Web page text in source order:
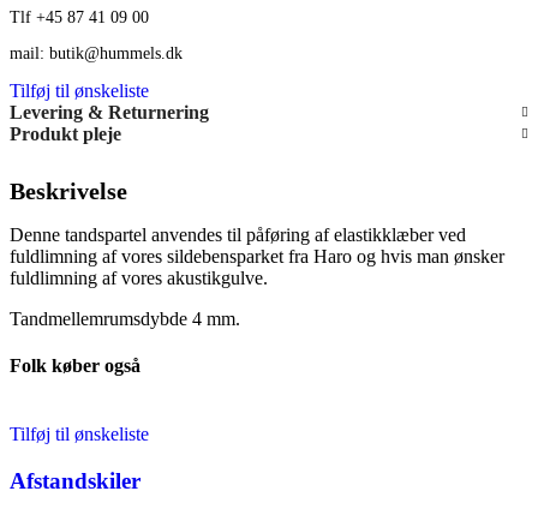
Tlf +45 87 41 09 00
mail: butik@hummels.dk
Tilføj til ønskeliste
Levering & Returnering
Produkt pleje
Beskrivelse
Denne tandspartel anvendes til påføring af elastikklæber ved
fuldlimning af vores sildebensparket fra Haro og hvis man ønsker
fuldlimning af vores akustikgulve.
Tandmellemrumsdybde 4 mm.
Folk køber også
Tilføj til ønskeliste
Afstandskiler